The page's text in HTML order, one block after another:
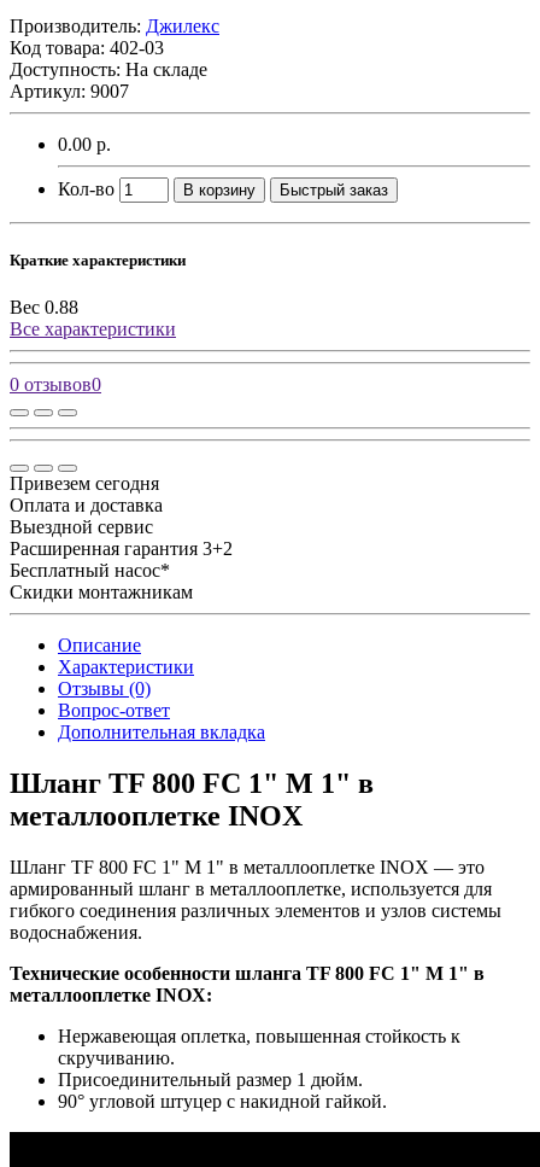
Производитель: Джилекс
Код товара: 402-03
Доступность: На складе
Артикул: 9007
0.00 р.
Кол-во В корзину Быстрый заказ
Краткие характеристики
Вес 0.88
Все характеристики
0 отзывов0
Привезем сегодня
Оплата и доставка
Выездной сервис
Расширенная гарантия 3+2
Бесплатный насос*
Скидки монтажникам
Описание
Характеристики
Отзывы (0)
Вопрос-ответ
Дополнительная вкладка
Шланг TF 800 FC 1" M 1" в
металлооплетке INOX
Шланг TF 800 FC 1" M 1" в металлооплетке INOX — это
армированный шланг в металлооплетке, используется для
гибкого соединения различных элементов и узлов системы
водоснабжения.
Технические особенности шланга TF 800 FC 1" M 1" в
металлооплетке INOX:
Нержавеющая оплетка, повышенная стойкость к
скручиванию.
Присоединительный размер 1 дюйм.
90° угловой штуцер с накидной гайкой.